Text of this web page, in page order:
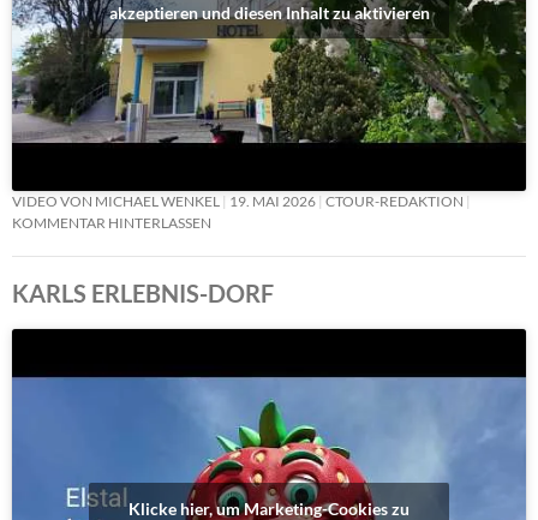
akzeptieren und diesen Inhalt zu aktivieren
VIDEO VON MICHAEL WENKEL 19. MAI 2026 CTOUR-REDAKTION
KOMMENTAR HINTERLASSEN
KARLS ERLEBNIS-DORF
Klicke hier, um Marketing-Cookies zu